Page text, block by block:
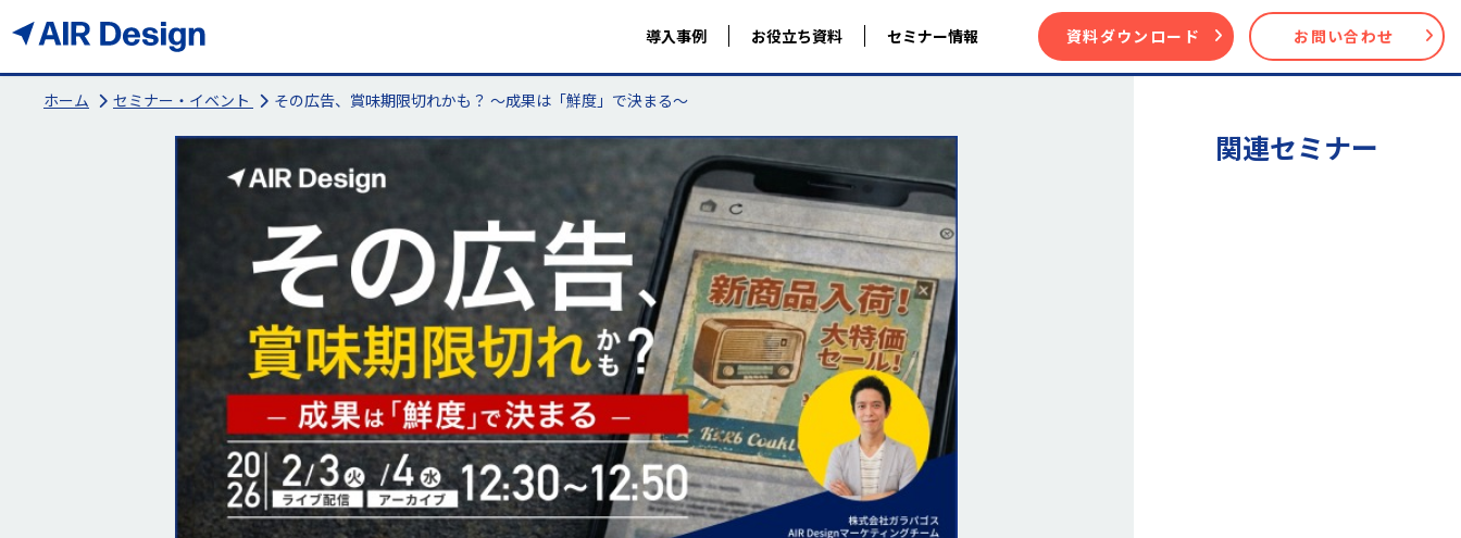
導入事例 お役立ち資料 セミナー情報 資料ダウンロード お問い合わせ
ホーム セミナー・イベント その広告、賞味期限切れかも？ 〜成果は「鮮度」で決まる〜
関連セミナー